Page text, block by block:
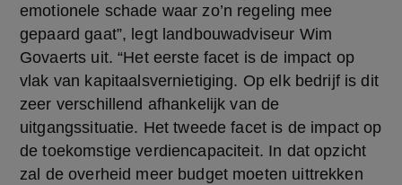
emotionele schade waar zo’n regeling mee
gepaard gaat”, legt landbouwadviseur Wim
Govaerts uit. “Het eerste facet is de impact op
vlak van kapitaalsvernietiging. Op elk bedrijf is dit
zeer verschillend afhankelijk van de
uitgangssituatie. Het tweede facet is de impact op
de toekomstige verdiencapaciteit. In dat opzicht
zal de overheid meer budget moeten uittrekken